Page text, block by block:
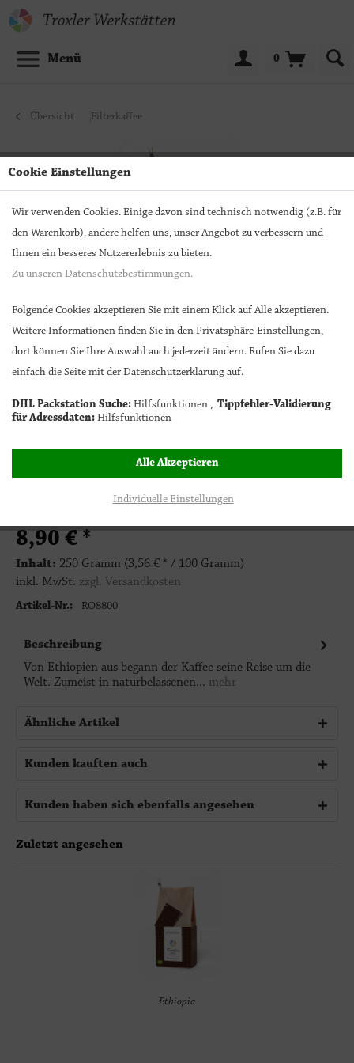
Menü 0
Übersicht Filterkaffee
Ethiopia
Bitte wählen
8,90 € *
Inhalt: 250 Gramm (3,56 € * / 100 Gramm)
inkl. MwSt. zzgl. Versandkosten
Artikel-Nr.: RO8800
Beschreibung
Von Ethiopien aus begann der Kaffee seine Reise um die
Welt. Zumeist in naturbelassenen... mehr
Ähnliche Artikel
Kunden kauften auch
Kunden haben sich ebenfalls angesehen
Zuletzt angesehen
Ethiopia
Cookie Einstellungen
Wir verwenden Cookies. Einige davon sind technisch notwendig (z.B. für
den Warenkorb), andere helfen uns, unser Angebot zu verbessern und
Ihnen ein besseres Nutzererlebnis zu bieten.
Zu unseren Datenschutzbestimmungen.
Folgende Cookies akzeptieren Sie mit einem Klick auf Alle akzeptieren.
Weitere Informationen finden Sie in den Privatsphäre-Einstellungen,
dort können Sie Ihre Auswahl auch jederzeit ändern. Rufen Sie dazu
einfach die Seite mit der Datenschutzerklärung auf.
DHL Packstation Suche: Hilfsfunktionen , Tippfehler-Validierung
für Adressdaten: Hilfsfunktionen
Individuelle Einstellungen
Alle Akzeptieren